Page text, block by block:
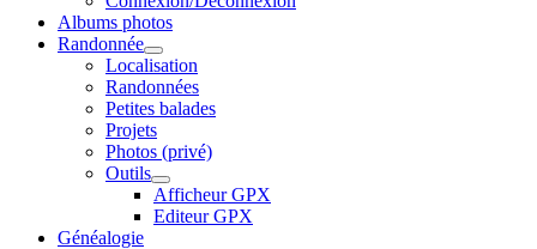
Albums photos
Randonnée
Localisation
Randonnées
Petites balades
Projets
Photos (privé)
Outils
Afficheur GPX
Editeur GPX
Généalogie